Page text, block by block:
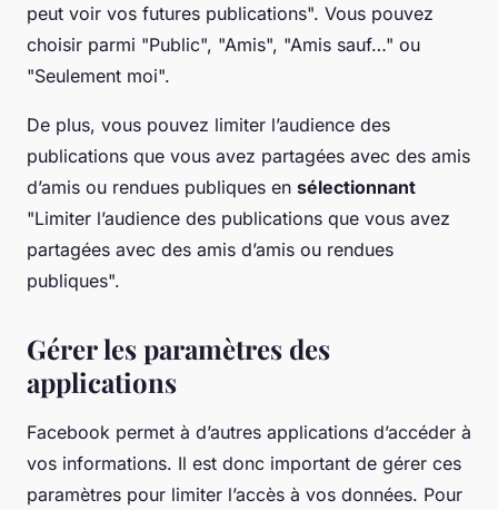
peut voir vos futures publications". Vous pouvez
choisir parmi "Public", "Amis", "Amis sauf…" ou
"Seulement moi".
De plus, vous pouvez limiter l’audience des
publications que vous avez partagées avec des amis
d’amis ou rendues publiques en sélectionnant
"Limiter l’audience des publications que vous avez
partagées avec des amis d’amis ou rendues
publiques".
Gérer les paramètres des
applications
Facebook permet à d’autres applications d’accéder à
vos informations. Il est donc important de gérer ces
paramètres pour limiter l’accès à vos données. Pour